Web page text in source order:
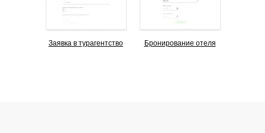
Заявка в турагентство Бронирование отеля